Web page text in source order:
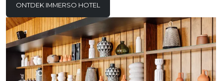
ONTDEK IMMERSO HOTEL